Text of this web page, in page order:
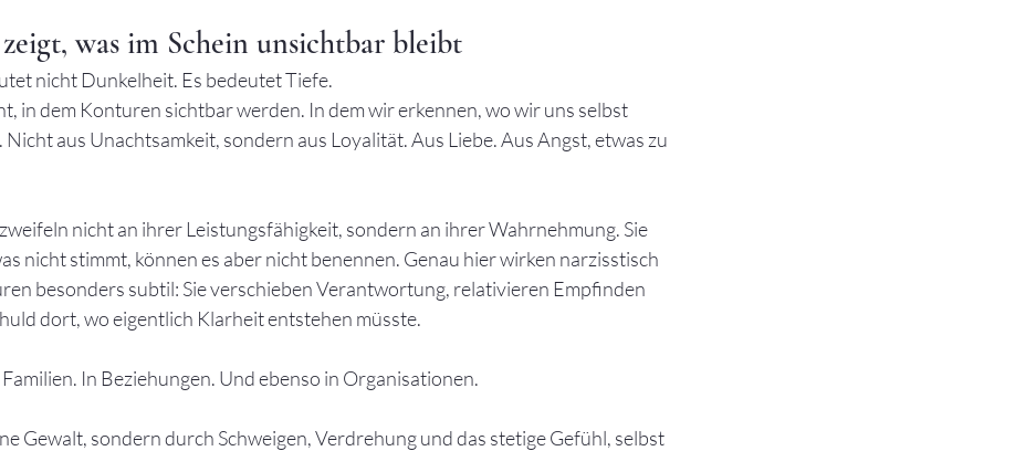
was im Schein unsichtbar bleibt
nicht Dunkelheit. Es bedeutet Tiefe.
in dem Konturen sichtbar werden. In dem wir erkennen, wo wir uns selbst
Nicht aus Unachtsamkeit, sondern aus Loyalität. Aus Liebe. Aus Angst, etwas zu
nicht an ihrer Leistungsfähigkeit, sondern an ihrer Wahrnehmung. Sie
nicht stimmt, können es aber nicht benennen. Genau hier wirken narzisstisch
besonders subtil: Sie verschieben Verantwortung, relativieren Empfinden
dort, wo eigentlich Klarheit entstehen müsste.
In Beziehungen. Und ebenso in Organisationen.
Gewalt, sondern durch Schweigen, Verdrehung und das stetige Gefühl, selbst